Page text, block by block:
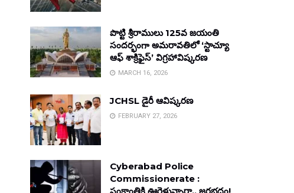
పొట్టి శ్రీరాములు 125వ జయంతి
సందర్భంగా అమరావతిలో ‘స్టాచ్యూ
ఆఫ్ శాక్రిఫైస్’ విగ్రహావిష్కరణ
MARCH 16, 2026
JCHSL డైరీ ఆవిష్కరణ
FEBRUARY 27, 2026
Cyberabad Police
Commissionerate :